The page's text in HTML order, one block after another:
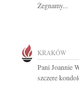
Żegnamy...
KRAKÓW
Pani Joannie
szczere